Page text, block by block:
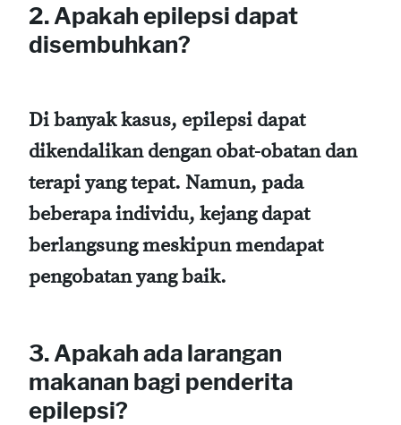
2. Apakah epilepsi dapat
disembuhkan?
Di banyak kasus, epilepsi dapat
dikendalikan dengan obat-obatan dan
terapi yang tepat. Namun, pada
beberapa individu, kejang dapat
berlangsung meskipun mendapat
pengobatan yang baik.
3. Apakah ada larangan
makanan bagi penderita
epilepsi?